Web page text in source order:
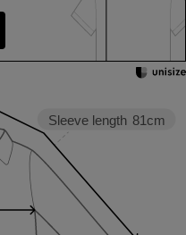
Sleeve length 81cm